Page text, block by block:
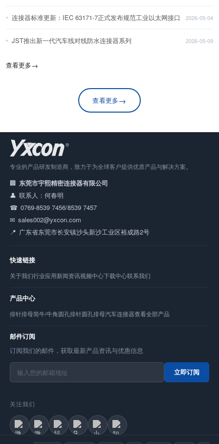
连接器标准更新：IEC 63171-7正式发布规范工业以太网接口 2026-05-04
JST推出新一代汽车线对线防水连接器系列 2026-05-09
查看更多→
查看更多→
专业的产品研发制造商，致力于为全球客户提供优质产品与解决方案。
东莞市宇熙精密连接器有限公司
联系人：何春明
0769-8539 7456/8539 7457
sales002@yxcon.com
广东省东莞市长安镇沙头新沙工业区裕成路2号
快速链接
关于我们行业应用新闻资讯视频中心下载中心联系我们
产品中心
排针排母简牛/牛角圆孔排针圆孔排母汽车连接器查看全部产品
邮件订阅
订阅我们的邮件，获取最新产品资讯与优惠信息
立即订阅
关注我们